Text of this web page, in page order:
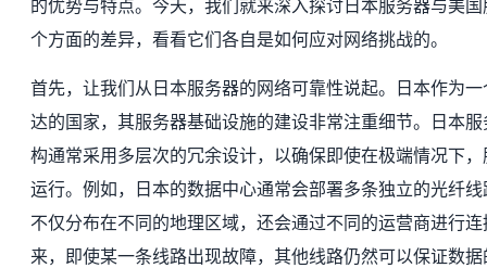
的优势与特点。今天，我们就来深入探讨日本服务器与美
个方面的差异，看看它们各自是如何应对网络挑战的。
首先，让我们从日本服务器的网络可靠性说起。日本作为
达的国家，其服务器基础设施的建设非常注重细节。日本
构通常采用多层次的冗余设计，以确保即使在极端情况下
运行。例如，日本的数据中心通常会部署多条独立的光纤
不仅分布在不同的地理区域，还会通过不同的运营商进行
来，即使某一条线路出现故障，其他线路仍然可以保证数